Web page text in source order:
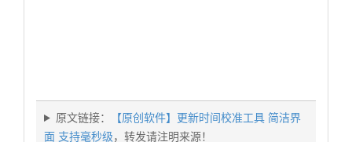
原文链接：
【原创软件】更新时间校准工具 简洁界
面 支持毫秒级 ，转发请注明来源！